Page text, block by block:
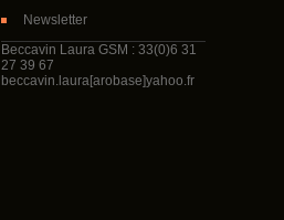
Newsletter
Beccavin Laura GSM : 33(0)6 31
27 39 67
beccavin.laura[arobase]yahoo.fr